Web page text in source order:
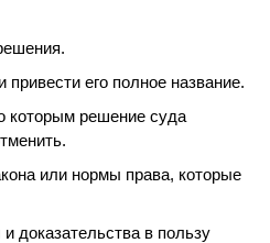
его полное название.
которым решение суда
или нормы права, которые
доказательства в пользу